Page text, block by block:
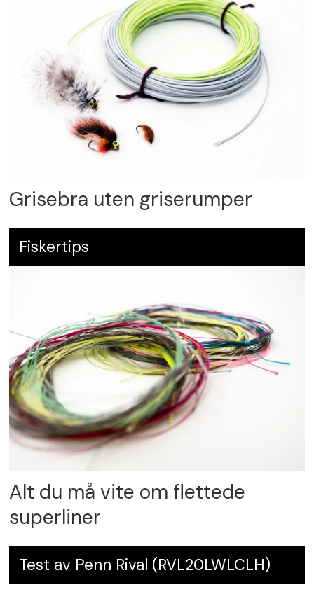
Grisebra uten griserumper
Fiskertips
Alt du må vite om flettede
superliner
Test av Penn Rival (RVL20LWLCLH)